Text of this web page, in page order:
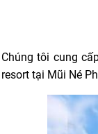
Chúng tôi cung
resort tại Mũi Né